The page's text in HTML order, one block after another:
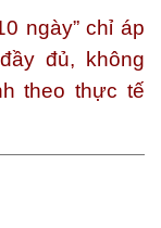
ngày” chỉ áp
đủ, không
theo thực tế